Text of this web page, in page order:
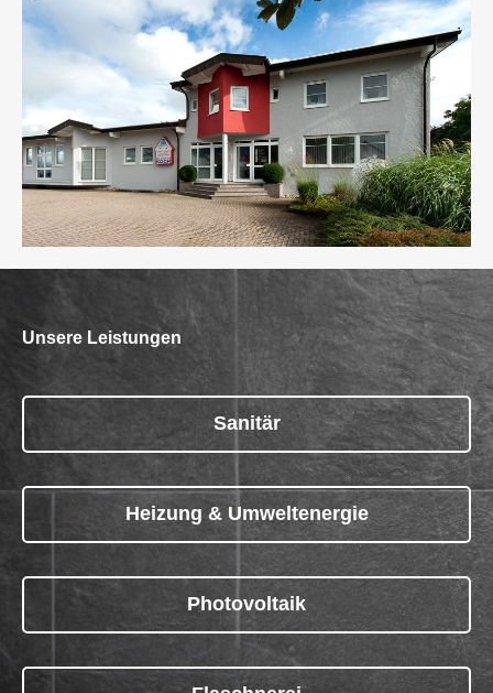
Unsere Leistungen
Sanitär
Heizung & Umweltenergie
Photovoltaik